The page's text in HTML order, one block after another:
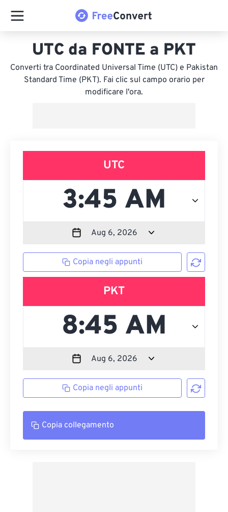
UTC da FONTE a PKT
Converti tra Coordinated Universal Time (UTC) e Pakistan
Standard Time (PKT). Fai clic sul campo orario per
modificare l'ora.
UTC
Copia negli appunti
PKT
Copia negli appunti
Copia collegamento